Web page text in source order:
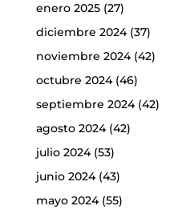
enero 2025(27)
diciembre 2024(37)
noviembre 2024(42)
octubre 2024(46)
septiembre 2024(42)
agosto 2024(42)
julio 2024(53)
junio 2024(43)
mayo 2024(55)